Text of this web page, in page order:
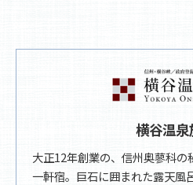
横谷温泉
大正12年創業の、信州奥蓼科の
一軒宿。巨石に囲まれた露天風